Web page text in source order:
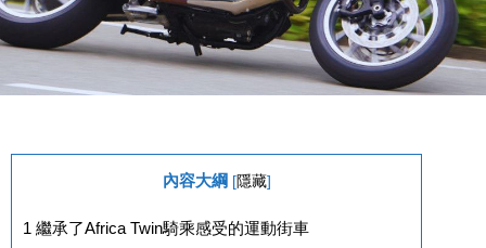
內容大綱 [隱藏]
1 繼承了Africa Twin騎乘感受的運動街車